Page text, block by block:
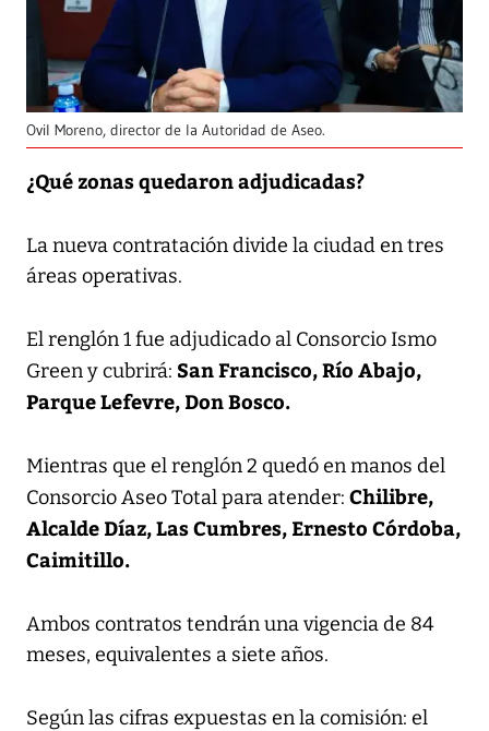
Ovil Moreno, director de la Autoridad de Aseo.
¿Qué zonas quedaron adjudicadas?
La nueva contratación divide la ciudad en tres
áreas operativas.
El renglón 1 fue adjudicado al Consorcio Ismo
Green y cubrirá: San Francisco, Río Abajo,
Parque Lefevre, Don Bosco.
Mientras que el renglón 2 quedó en manos del
Consorcio Aseo Total para atender: Chilibre,
Alcalde Díaz, Las Cumbres, Ernesto Córdoba,
Caimitillo.
Ambos contratos tendrán una vigencia de 84
meses, equivalentes a siete años.
Según las cifras expuestas en la comisión: el